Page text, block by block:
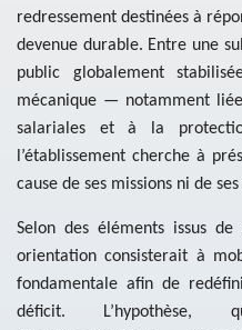
redressement destinées à
devenue durable. Entre une
public globalement
mécanique — notamment
salariales et à la
l’établissement cherche à
cause de ses missions ni de
Selon des éléments issus
orientation consisterait à
fondamentale afin de
déficit. L’hypothèse,